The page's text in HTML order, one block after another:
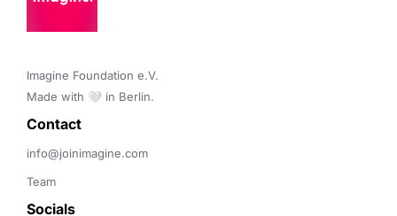
Imagine Foundation e.V.
Made with 🤍 in Berlin.
Contact
info@joinimagine.com
Team
Socials